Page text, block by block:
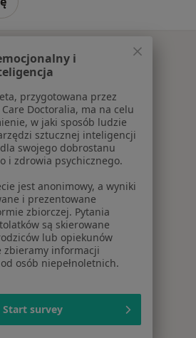
Kamiennej
Kielcach
i
przygotowana przez
Care Doctoralia, ma na celu
w jaki sposób ludzie
sztucznej inteligencji
swojego dobrostanu
i zdrowia psychicznego.
jest anonimowy, a wyniki
i prezentowane
zbiorczej. Pytania
są skierowane
lub opiekunów
zbieramy informacji
osób niepełnoletnich.
Start survey